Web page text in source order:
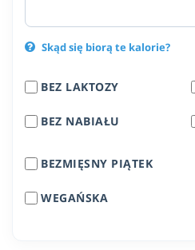
Skąd się biorą te kalorie?
BEZ LAKTOZY
BEZ NABIAŁU
BEZMIĘSNY PIĄTEK
WEGAŃSKA